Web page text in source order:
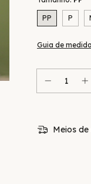
PP P
Guia de
Meios de